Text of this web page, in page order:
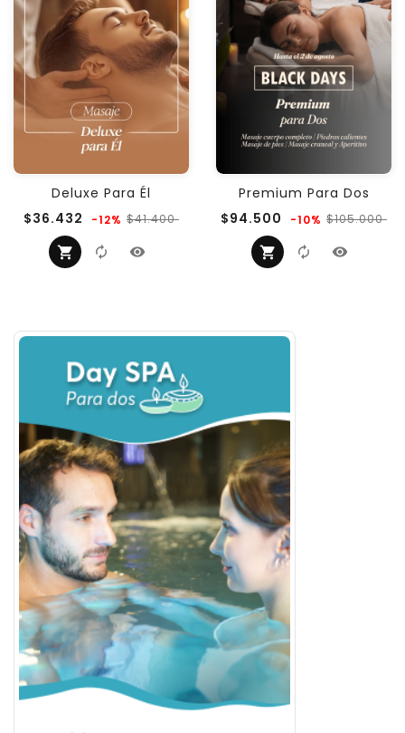
Deluxe Para Él
$36.432 Precio
-12% $41.400Precio
Premium Para Dos
$94.500 Precio
-10% $105.000